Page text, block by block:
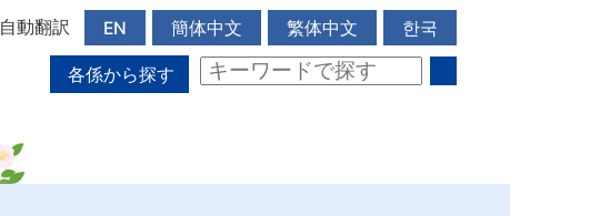
自動翻訳 EN 簡体中文 繁体中文 한국
各係から探す